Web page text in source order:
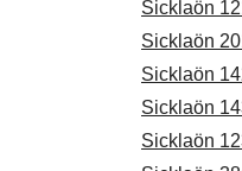
Sicklaön
Sicklaön
Sicklaön
Sicklaön
Sicklaön